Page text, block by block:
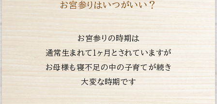
お宮参りはいつがいい？
お宮参りの時期は
通常生まれて１ヶ月とされていますが
お母様も寝不足の中の子育てが続き
大変な時期です